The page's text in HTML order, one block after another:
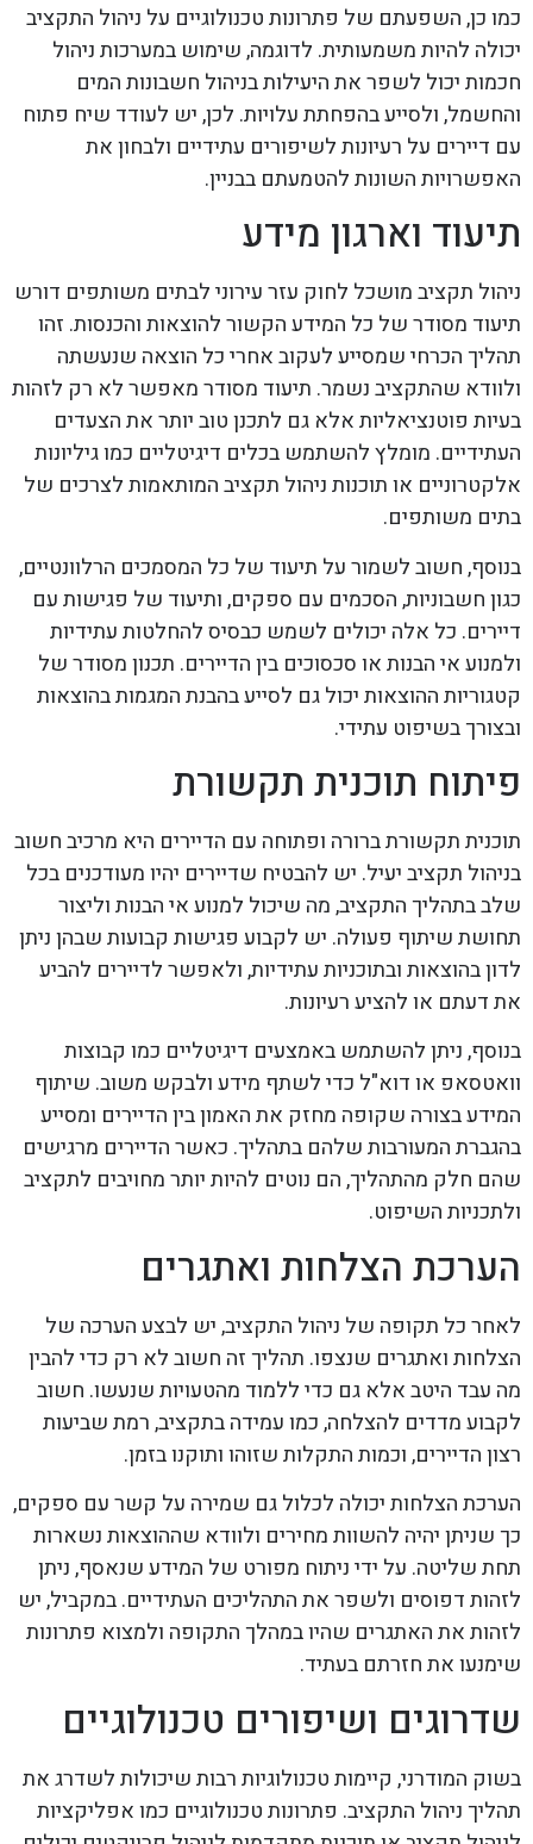
כמו כן, השפעתם של פתרונות טכנולוגיים על ניהול התקציב
יכולה להיות משמעותית. לדוגמה, שימוש במערכות ניהול
חכמות יכול לשפר את היעילות בניהול חשבונות המים
והחשמל, ולסייע בהפחתת עלויות. לכן, יש לעודד שיח פתוח
עם דיירים על רעיונות לשיפורים עתידיים ולבחון את
האפשרויות השונות להטמעתם בבניין.
תיעוד וארגון מידע
ניהול תקציב מושכל לחוק עזר עירוני לבתים משותפים דורש
תיעוד מסודר של כל המידע הקשור להוצאות והכנסות. זהו
תהליך הכרחי שמסייע לעקוב אחרי כל הוצאה שנעשתה
ולוודא שהתקציב נשמר. תיעוד מסודר מאפשר לא רק לזהות
בעיות פוטנציאליות אלא גם לתכנן טוב יותר את הצעדים
העתידיים. מומלץ להשתמש בכלים דיגיטליים כמו גיליונות
אלקטרוניים או תוכנות ניהול תקציב המותאמות לצרכים של
בתים משותפים.
בנוסף, חשוב לשמור על תיעוד של כל המסמכים הרלוונטיים,
כגון חשבוניות, הסכמים עם ספקים, ותיעוד של פגישות עם
דיירים. כל אלה יכולים לשמש כבסיס להחלטות עתידיות
ולמנוע אי הבנות או סכסוכים בין הדיירים. תכנון מסודר של
קטגוריות ההוצאות יכול גם לסייע בהבנת המגמות בהוצאות
ובצורך בשיפוט עתידי.
פיתוח תוכנית תקשורת
תוכנית תקשורת ברורה ופתוחה עם הדיירים היא מרכיב חשוב
בניהול תקציב יעיל. יש להבטיח שדיירים יהיו מעודכנים בכל
שלב בתהליך התקציב, מה שיכול למנוע אי הבנות וליצור
תחושת שיתוף פעולה. יש לקבוע פגישות קבועות שבהן ניתן
לדון בהוצאות ובתוכניות עתידיות, ולאפשר לדיירים להביע
את דעתם או להציע רעיונות.
בנוסף, ניתן להשתמש באמצעים דיגיטליים כמו קבוצות
וואטסאפ או דוא"ל כדי לשתף מידע ולבקש משוב. שיתוף
המידע בצורה שקופה מחזק את האמון בין הדיירים ומסייע
בהגברת המעורבות שלהם בתהליך. כאשר הדיירים מרגישים
שהם חלק מהתהליך, הם נוטים להיות יותר מחויבים לתקציב
ולתכניות השיפוט.
הערכת הצלחות ואתגרים
לאחר כל תקופה של ניהול התקציב, יש לבצע הערכה של
הצלחות ואתגרים שנצפו. תהליך זה חשוב לא רק כדי להבין
מה עבד היטב אלא גם כדי ללמוד מהטעויות שנעשו. חשוב
לקבוע מדדים להצלחה, כמו עמידה בתקציב, רמת שביעות
רצון הדיירים, וכמות התקלות שזוהו ותוקנו בזמן.
הערכת הצלחות יכולה לכלול גם שמירה על קשר עם ספקים,
כך שניתן יהיה להשוות מחירים ולוודא שההוצאות נשארות
תחת שליטה. על ידי ניתוח מפורט של המידע שנאסף, ניתן
לזהות דפוסים ולשפר את התהליכים העתידיים. במקביל, יש
לזהות את האתגרים שהיו במהלך התקופה ולמצוא פתרונות
שימנעו את חזרתם בעתיד.
שדרוגים ושיפורים טכנולוגיים
בשוק המודרני, קיימות טכנולוגיות רבות שיכולות לשדרג את
תהליך ניהול התקציב. פתרונות טכנולוגיים כמו אפליקציות